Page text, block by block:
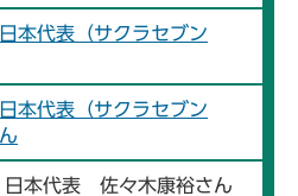
本代表（サクラセブン
本代表（サクラセブン
日本代表 佐々木康裕さん